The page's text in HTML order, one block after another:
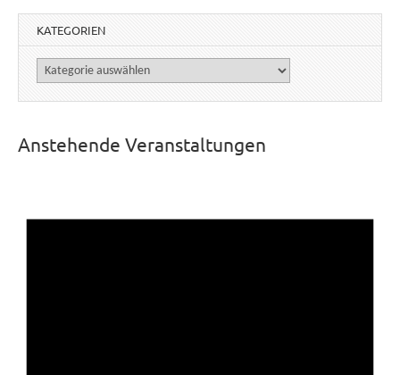
KATEGORIEN
Kategorien
Anstehende Veranstaltungen